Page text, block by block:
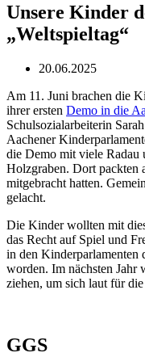
Unsere Kinder
„Weltspieltag“
20.06.2025
Am 11. Juni brachen die
ihrer ersten Demo in die
Schulsozialarbeiterin
Aachener
die Demo mit viele Radau
Holzgraben. Dort packten
mitgebracht hatten.
gelacht.
Die Kinder wollten mit
das Recht auf Spiel und
in den Kinderparlamenten
worden. Im nächsten Jahr
ziehen, um sich laut für
GGS